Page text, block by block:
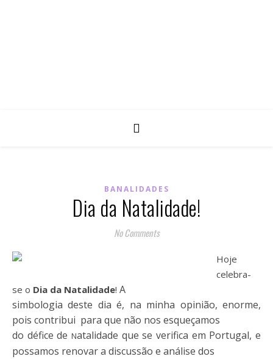
BANALIDADES
Dia da Natalidade!
No Comments
Hoje
celebra-
se o Dia da Natalidade! A
simbologia deste dia é, na minha opinião, enorme,
pois contribui para que não nos esqueçamos
do défice de Natalidade que se verifica em Portugal, e
possamos renovar a discussão e análise dos